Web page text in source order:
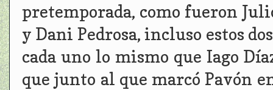
pretemporada, como fueron
y Dani Pedrosa, incluso estos
cada uno lo mismo que Iago
que junto al que marcó Pavón